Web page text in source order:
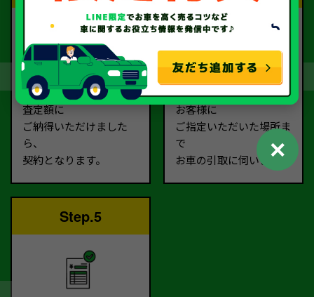
契約
査定額に
ご納得いただけました
ら、
契約となります。
お引取り
お客様に
ご指定いただいた場所ま
で
お車の引取に伺います。
Step.5
✕